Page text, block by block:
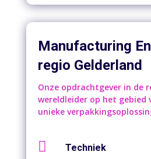
Manufacturing
regio Gelderland
Onze opdrachtgever in de
wereldleider op het gebied
unieke
 Techniek